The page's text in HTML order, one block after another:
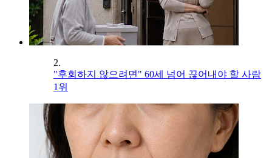
2.
"후회하지 않으려면" 60세 넘어 끊어내야 할 사람
1위